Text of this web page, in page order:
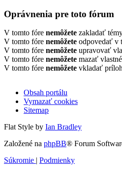
Oprávnenia pre toto fórum
V tomto fóre nemôžete zakladať
V tomto fóre nemôžete odpovedať v
V tomto fóre nemôžete upravovať
V tomto fóre nemôžete mazať
V tomto fóre nemôžete vkladať
Obsah portálu
Vymazať cookies
Sitemap
Flat Style by Ian Bradley
Založené na phpBB® Forum
Súkromie
Podmienky